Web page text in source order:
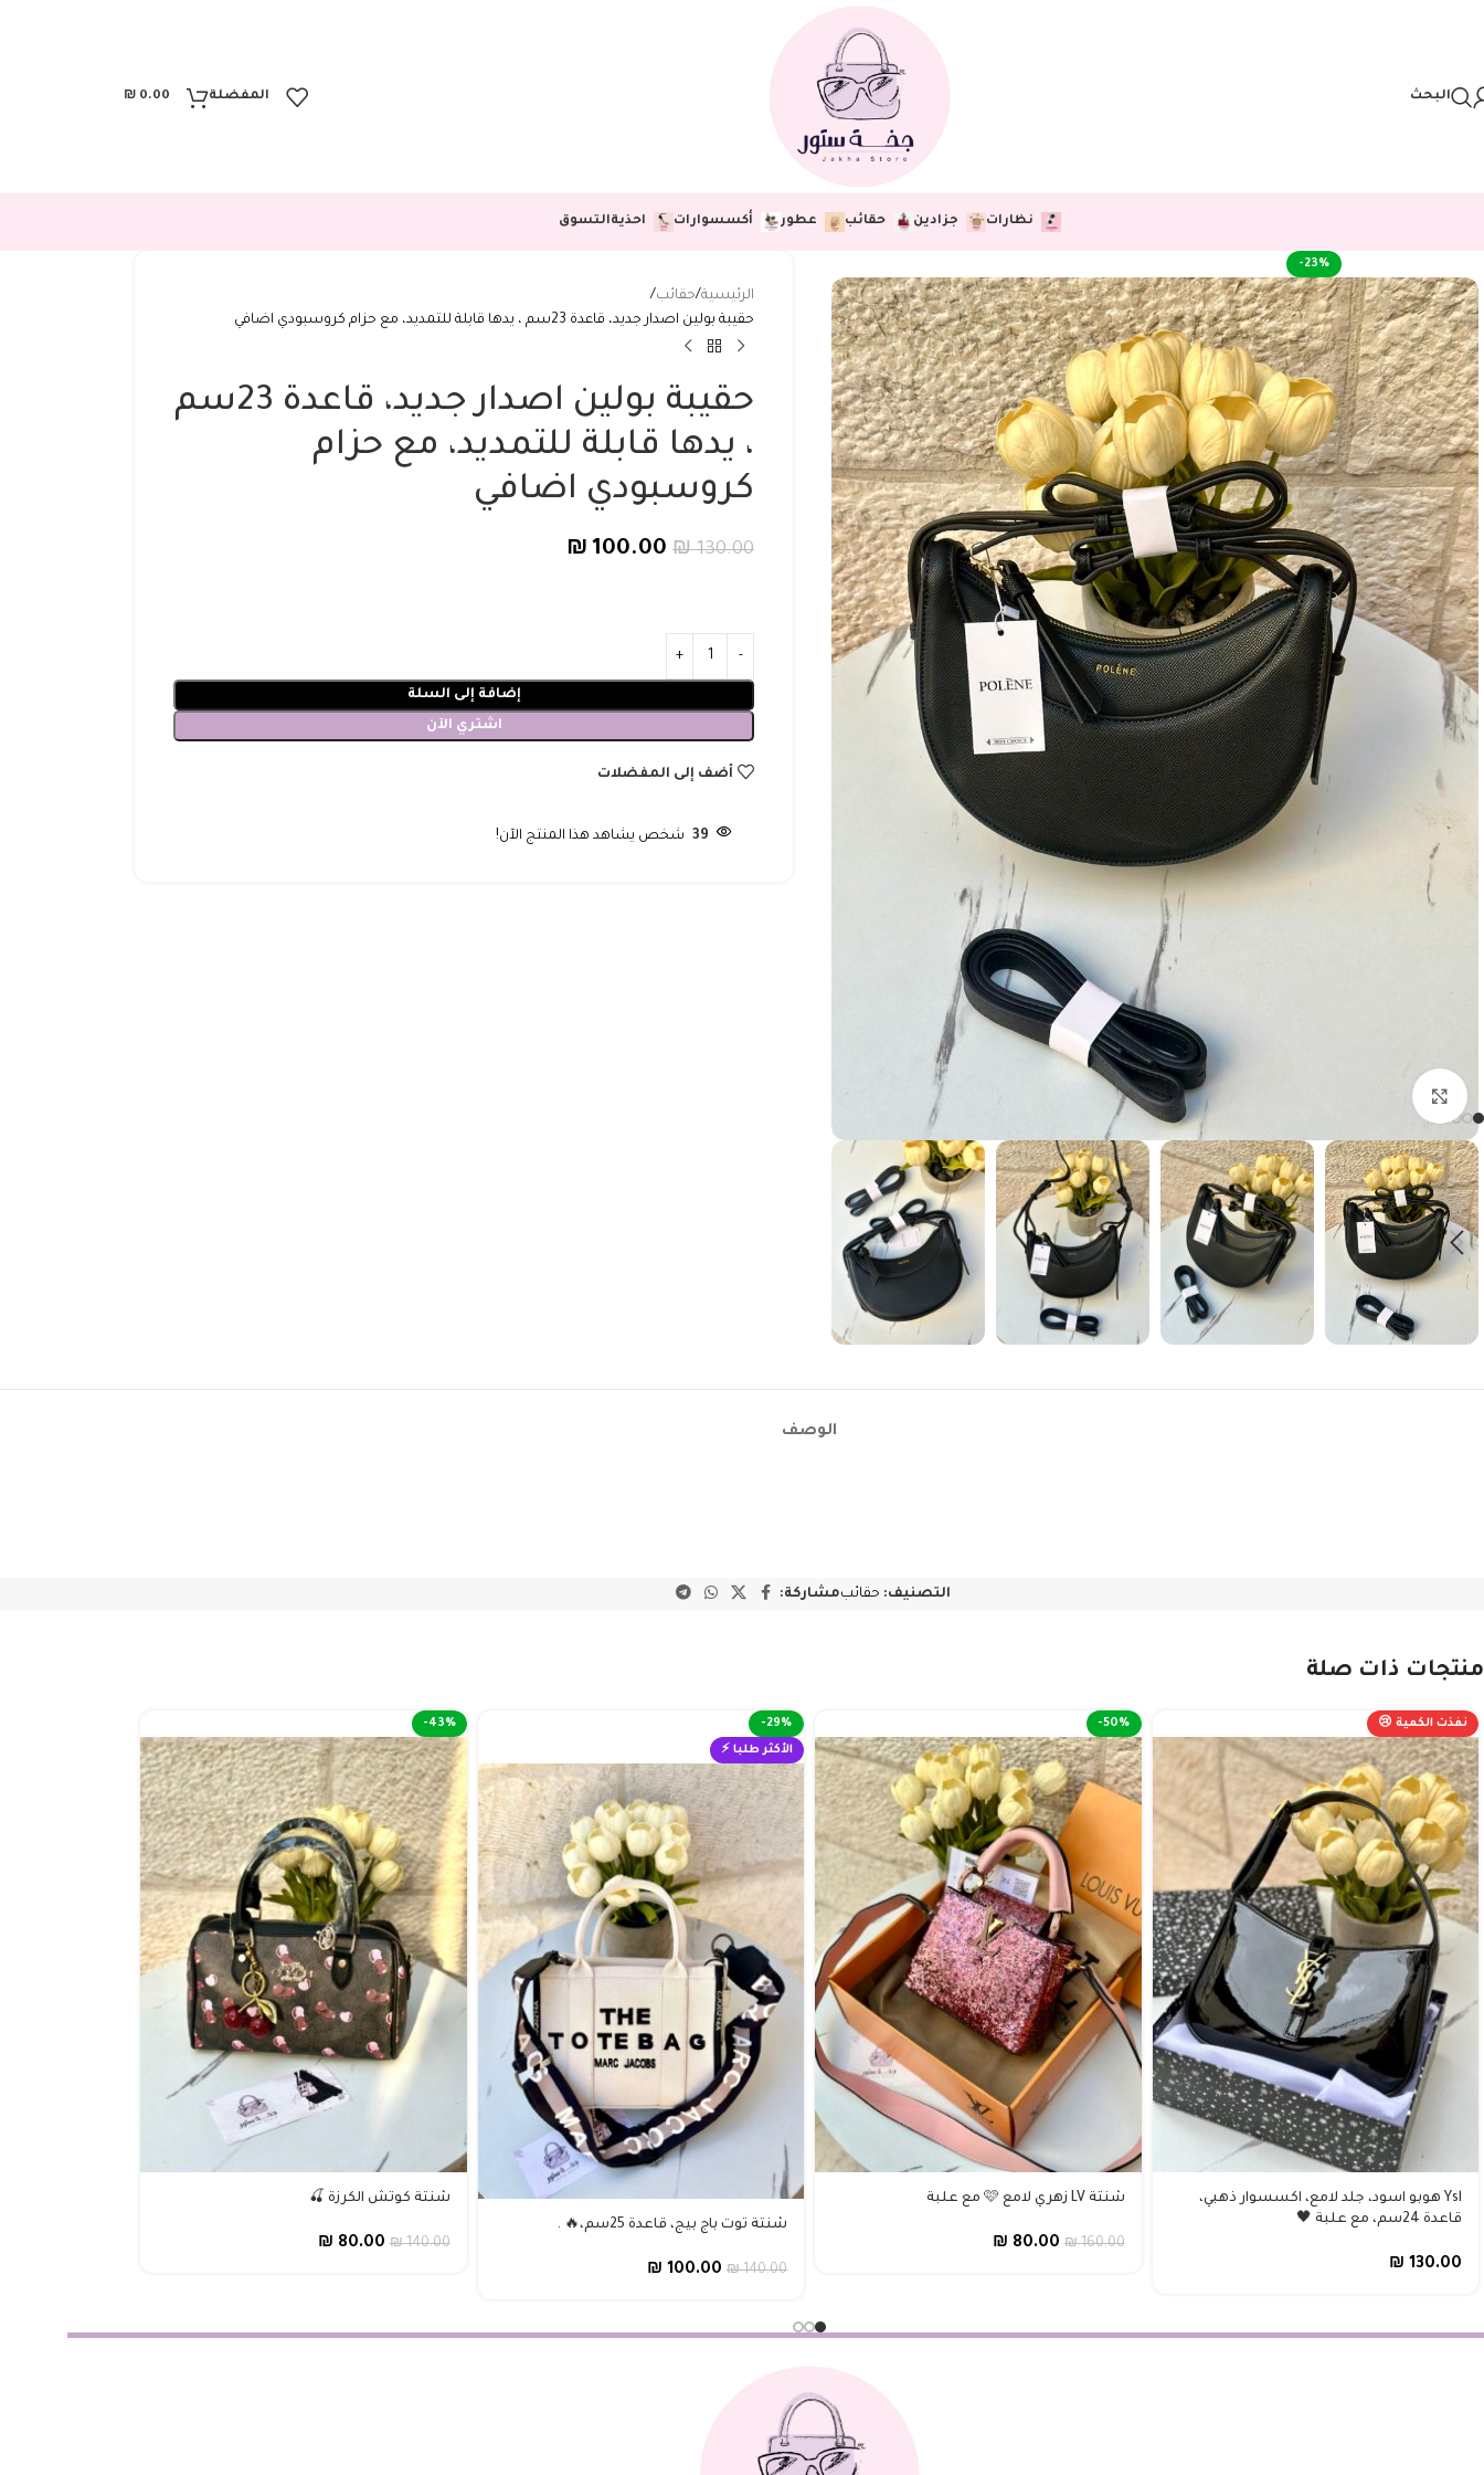
البحث المفضلة ₪ 0.00
نظارات جزادين حقائب عطور أكسسوارات احذيةالتسوق
-23%
الرئيسية حقائب
حقيبة بولين اصدار جديد، قاعدة 23سم ، يدها قابلة للتمديد، مع حزام كروسبودي اضافي
حقيبة بولين اصدار جديد، قاعدة 23سم
، يدها قابلة للتمديد، مع حزام
كروسبودي اضافي
₪130.00
₪ 100.00
إضافة إلى السلة
اشتري الآن
أضف إلى المفضلات
39 شخص يشاهد هذا المنتج الآن!
الوصف
التصنيف: حقائبمشاركة:
منتجات ذات صلة
نفذت الكمية 😢
Ysl هوبو اسود، جلد لامع، اكسسوار ذهبي،
قاعدة 24سم، مع علبة 🖤
₪ 130.00
-50%
شنتة LV زهري لامع 🩷 مع علبة
₪160.00
₪ 80.00
-29%
الأكثر طلبا ⚡
شنتة توت باج بيج، قاعدة 25سم،🔥 .
₪140.00
₪ 100.00
-43%
شنتة كوتش الكرزة 🍒
₪140.00
₪ 80.00